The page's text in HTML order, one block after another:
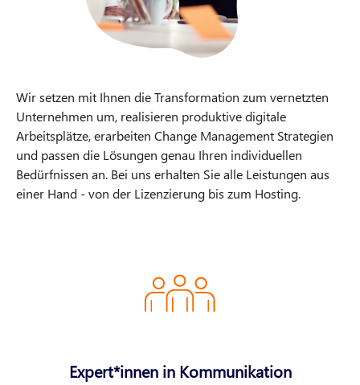
Wir setzen mit Ihnen die Transformation zum vernetzten
Unternehmen um, realisieren produktive digitale
Arbeitsplätze, erarbeiten Change Management Strategien
und passen die Lösungen genau Ihren individuellen
Bedürfnissen an. Bei uns erhalten Sie alle Leistungen aus
einer Hand - von der Lizenzierung bis zum Hosting.
Expert*innen in Kommunikation